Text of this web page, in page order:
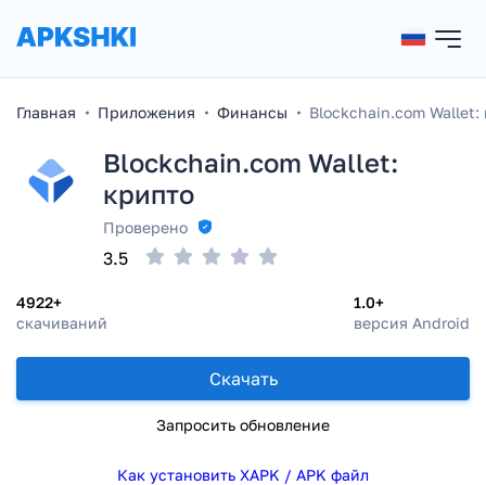
Главная Приложения Финансы Blockchain.com Wallet:
Blockchain.com Wallet:
крипто
Проверено
4922+
скачиваний
1.0+
версия Android
3.5
Скачать
Запросить обновление
Как установить XAPK / APK файл